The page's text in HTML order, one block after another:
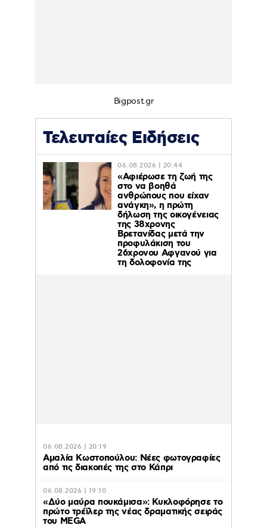
Bigpost.gr
Τελευταίες Ειδήσεις
06.08.2026 | 20:44
«Αφιέρωσε τη ζωή της
στο να βοηθά
ανθρώπους που είχαν
ανάγκη», η πρώτη
δήλωση της οικογένειας
της 38χρονης
Βρετανίδας μετά την
προφυλάκιση του
26χρονου Αφγανού για
τη δολοφονία της
06.08.2026 | 20:19
Αμαλία Κωστοπούλου: Νέες φωτογραφίες
από τις διακοπές της στο Κάπρι
06.08.2026 | 19:10
«Δύο μαύρα πουκάμισα»: Κυκλοφόρησε το
πρώτο τρέϊλερ της νέας δραματικής σειράς
του MEGA